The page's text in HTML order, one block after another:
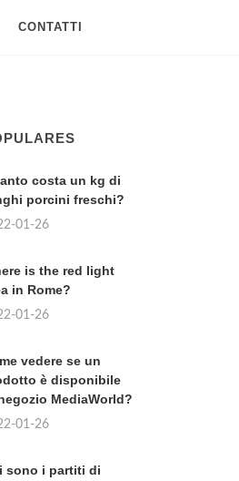
CONTATTI
costa un kg di
porcini freschi?
01-26
is the red light
in Rome?
01-26
vedere se un
è disponibile
MediaWorld?
01-26
sono i partiti di